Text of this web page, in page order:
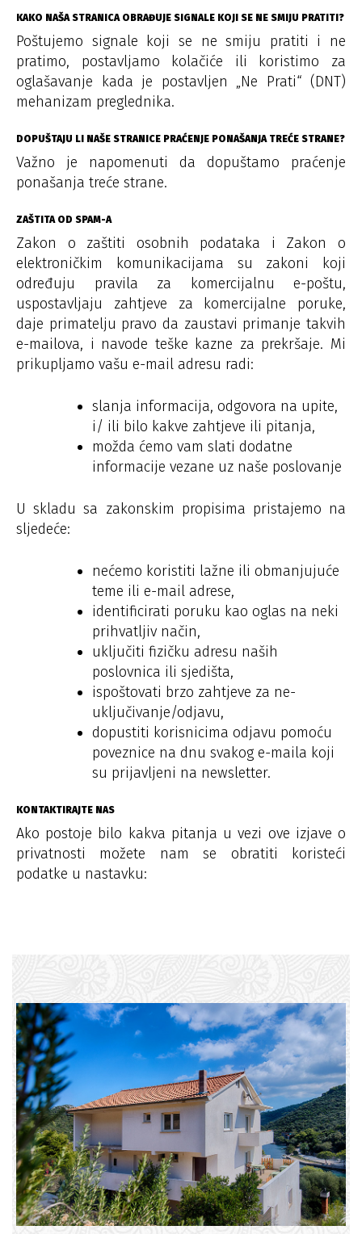
KAKO NAŠA STRANICA OBRAĐUJE SIGNALE KOJI SE NE SMIJU PRATITI?
Poštujemo signale koji se ne smiju pratiti i ne
pratimo, postavljamo kolačiće ili koristimo za
oglašavanje kada je postavljen „Ne Prati“ (DNT)
mehanizam preglednika.
DOPUŠTAJU LI NAŠE STRANICE PRAĆENJE PONAŠANJA TREĆE STRANE?
Važno je napomenuti da dopuštamo praćenje
ponašanja treće strane.
ZAŠTITA OD SPAM-A
Zakon o zaštiti osobnih podataka i Zakon o
elektroničkim komunikacijama su zakoni koji
određuju pravila za komercijalnu e-poštu,
uspostavljaju zahtjeve za komercijalne poruke,
daje primatelju pravo da zaustavi primanje takvih
e-mailova, i navode teške kazne za prekršaje. Mi
prikupljamo vašu e-mail adresu radi:
slanja informacija, odgovora na upite,
i/ ili bilo kakve zahtjeve ili pitanja,
možda ćemo vam slati dodatne
informacije vezane uz naše poslovanje
U skladu sa zakonskim propisima pristajemo na
sljedeće:
nećemo koristiti lažne ili obmanjujuće
teme ili e-mail adrese,
identificirati poruku kao oglas na neki
prihvatljiv način,
uključiti fizičku adresu naših
poslovnica ili sjedišta,
ispoštovati brzo zahtjeve za ne-
uključivanje/odjavu,
dopustiti korisnicima odjavu pomoću
poveznice na dnu svakog e-maila koji
su prijavljeni na newsletter.
KONTAKTIRAJTE NAS
Ako postoje bilo kakva pitanja u vezi ove izjave o
privatnosti možete nam se obratiti koristeći
podatke u nastavku: